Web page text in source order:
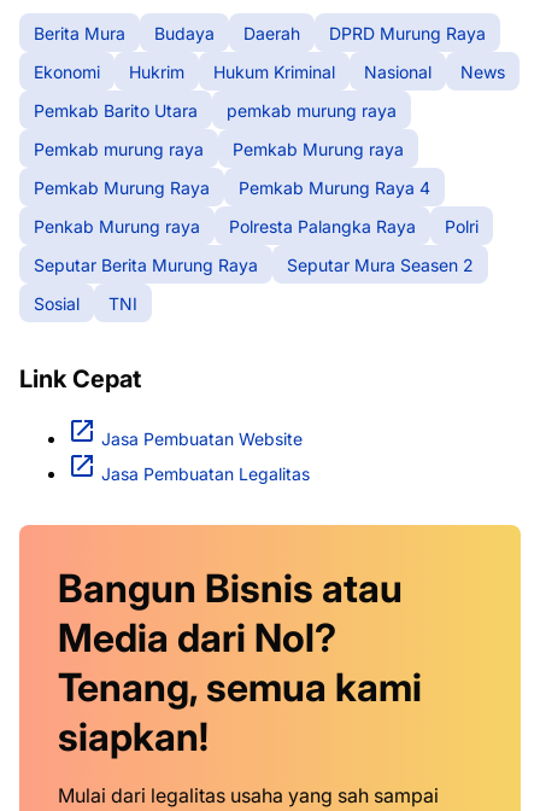
Berita Mura Budaya Daerah
DPRD Murung Raya
Ekonomi
Hukrim Hukum Kriminal Nasional
News
Pemkab Barito Utara
pemkab murung raya
Pemkab murung raya
Pemkab Murung raya
Pemkab Murung Raya
Pemkab Murung Raya 4
Penkab Murung raya
Polresta Palangka Raya
Polri
Seputar Berita Murung Raya
Seputar Mura Seasen 2
Sosial
TNI
Link Cepat
Jasa Pembuatan Website
Jasa Pembuatan Legalitas
Bangun Bisnis atau
Media dari Nol?
Tenang, semua kami
siapkan!
Mulai dari legalitas usaha yang sah sampai